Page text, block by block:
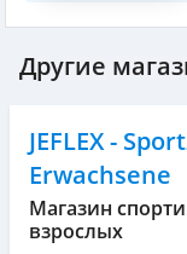
Другие
JEFLEX -
Erwachsene
Магазин
взрослых